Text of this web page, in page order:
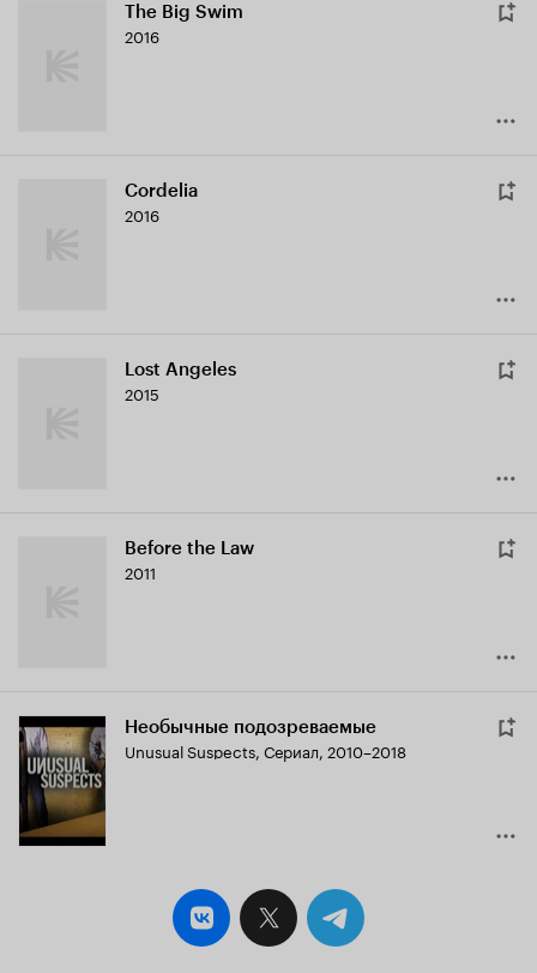
The Big Swim
2016
Cordelia
2016
Lost Angeles
2015
Before the Law
2011
Необычные подозреваемые
Unusual Suspects, Сериал, 2010–2018